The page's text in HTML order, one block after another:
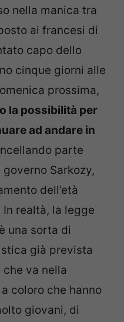
nella manica tra
ai francesi di
capo dello
cinque giorni alle
prossima,
la possibilità per
ad andare in
parte
Sarkozy,
dell’età
realtà, la legge
una sorta di
già prevista
va nella
coloro che hanno
giovani, di